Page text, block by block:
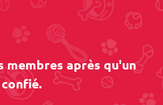
membres après qu'un